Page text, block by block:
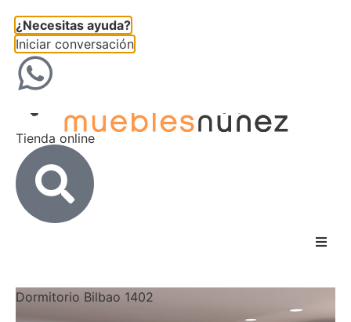
Tienda online
Dormitorio Bilbao 1402
¿Necesitas ayuda?
Iniciar conversación